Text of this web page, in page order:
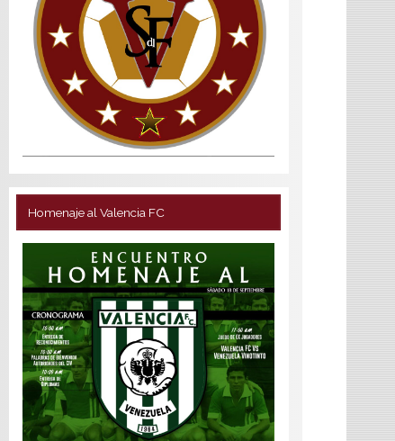
Homenaje al Valencia FC